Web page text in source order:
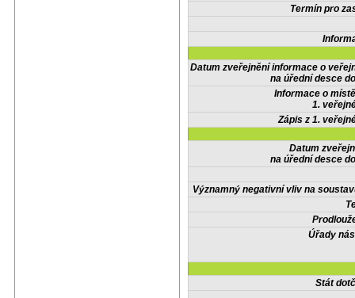
Termín pro
Datum zveřejnění informace o
na úřední desce
Informace o
1.
Zápis z 1.
Datum
na úřední desce
Významný negativní vliv na
Úřady
Stát